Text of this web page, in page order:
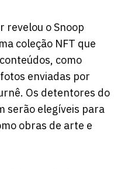
revelou o Snoop
coleção NFT que
como
enviadas por
Os detentores do
serão elegíveis para
obras de arte e